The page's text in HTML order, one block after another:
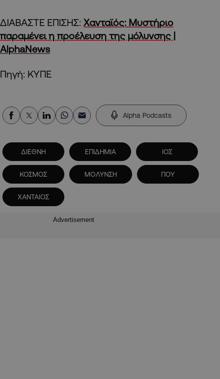
ΔΙΑΒΑΣΤΕ ΕΠΙΣΗΣ: Χανταϊός: Μυστήριο
παραμένει η προέλευση της μόλυνσης |
AlphaNews
Πηγή: ΚΥΠΕ
Alpha Podcasts
ΔΙΕΘΝΗ ΕΠΙΔΗΜΙΑ ΙΟΣ
ΚΟΣΜΟΣ ΜΟΛΥΝΣΗ ΠΟΥ
ΧΑΝΤΑΙΟΣ
Advertisement